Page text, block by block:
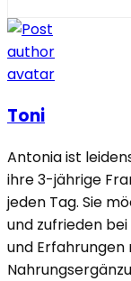
Toni
Antonia ist
ihre 3-jährige
jeden Tag. Sie
und zufrieden
und